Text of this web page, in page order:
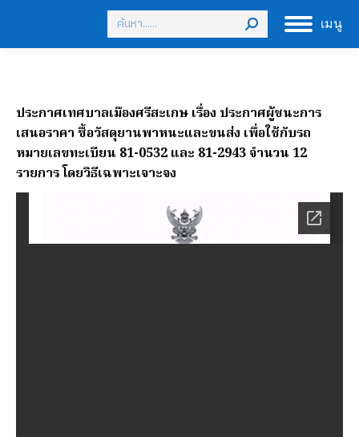
เมนู
Search:
ประกาศเทศบาลเมืองศรีสะเกษ เรื่อง ประกาศผู้ชนะการ
เสนอราคา ซื้อวัสดุยานพาหนะและขนส่ง เพื่อใช้กับรถ
หมายเลขทะเบียน 81-0532 และ 81-2943 จำนวน 12
รายการ โดยวิธีเฉพาะเจาะจง